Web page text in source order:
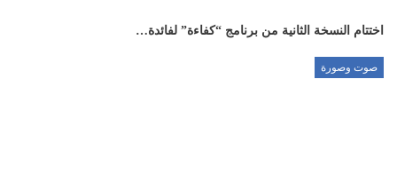
اختتام النسخة الثانية من برنامج “كفاءة” لفائدة…
صوت وصورة